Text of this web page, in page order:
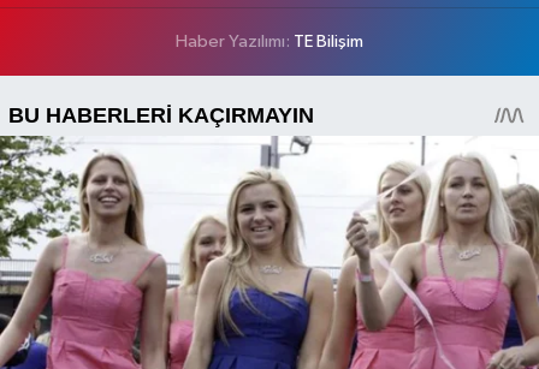
Haber Yazılımı: TE Bilişim